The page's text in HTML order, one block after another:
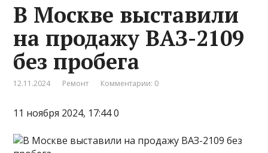
В Москве выставили
на продажу ВАЗ-2109
без пробега
12.11.2024 Ремонт Комментарии: 0
11 ноября 2024, 17:44 0